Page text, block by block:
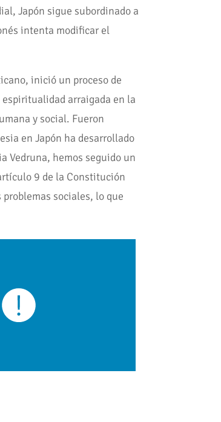
Japón sigue subordinado a
intenta modificar el
inició un proceso de
arraigada en la
y social. Fueron
en Japón ha desarrollado
Vedruna, hemos seguido un
9 de la Constitución
sociales, lo que